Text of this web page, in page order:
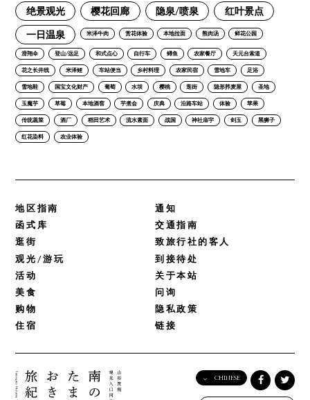
绝景观光 樱花回廊 隐泉/喷泉 红叶景点
一日温泉 米泽牛肉 赏花体验 本地拉面 熊肉汤 鲜花公园
滑翔伞 登山/远足 和式点心 自行车 鳟鱼 农家餐厅 天元台索道
花之长井线 米泽鲤 车站便当 乡村料理 农家民宿 雪地车 足浴
雪地鞋 国宝文化财产 葡萄 水坝 樱桃 逛街 隐形荞麦屋 圣地
玉魔芋 草莓 本地酒窖 芋煮会 庆典 沿路车站 体验 苹果
传统蔬菜 酒厂 稻田艺术 流水素面 战国 神社庙宇 剑玉 黑狮子
红花染料 农业体验
地区指南
函式库
逛街
观光/游玩
活动
美食
购物
住宿
通知
交通指南
致旅行社的客人
到接待处
关于本站
问询
隐私政策
链接
CHINESE